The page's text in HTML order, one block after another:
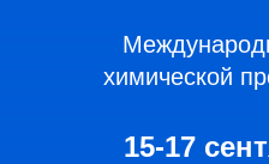
химической
15-17